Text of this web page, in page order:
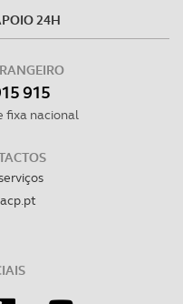
24H
915
fixa nacional